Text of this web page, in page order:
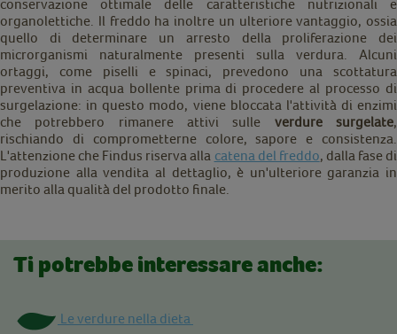
conservazione ottimale delle caratteristiche nutrizionali e
organolettiche. Il freddo ha inoltre un ulteriore vantaggio, ossia
quello di determinare un arresto della proliferazione dei
microrganismi naturalmente presenti sulla verdura. Alcuni
ortaggi, come piselli e spinaci, prevedono una scottatura
preventiva in acqua bollente prima di procedere al processo di
surgelazione: in questo modo, viene bloccata l'attività di enzimi
che potrebbero rimanere attivi sulle verdure surgelate,
rischiando di comprometterne colore, sapore e consistenza.
L'attenzione che Findus riserva alla catena del freddo, dalla fase di
produzione alla vendita al dettaglio, è un'ulteriore garanzia in
merito alla qualità del prodotto finale.
Ti potrebbe interessare anche:
Le verdure nella dieta